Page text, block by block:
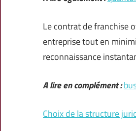
Le contrat de franchise
entreprise tout en
reconnaissance
A lire en complément :
Choix de la structure